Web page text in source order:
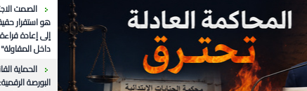
الصمت
هو استقرار
إلى إعادة
داخل المقاولة"
الحماية
البورصة